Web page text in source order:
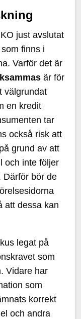
just avslutat
finns i
Varför det är
är för
välgrundat
en kredit
tar
också risk att
grund av att
och inte följer
Därför bör de
att dessa kan
legat på
som
Vidare har
som
korrekt
och andra